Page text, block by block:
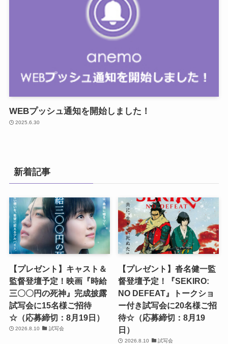
WEBプッシュ通知を開始しました！
2025.6.30
新着記事
【プレゼント】キャスト＆
監督登壇予定！映画『時給
三〇〇円の死神』完成披露
試写会に15名様ご招待
☆（応募締切：8月19日）
2026.8.10 試写会
【プレゼント】沓名健一監
督登壇予定！『SEKIRO:
NO DEFEAT』トークショ
ー付き試写会に20名様ご招
待☆（応募締切：8月19
日）
2026.8.10 試写会